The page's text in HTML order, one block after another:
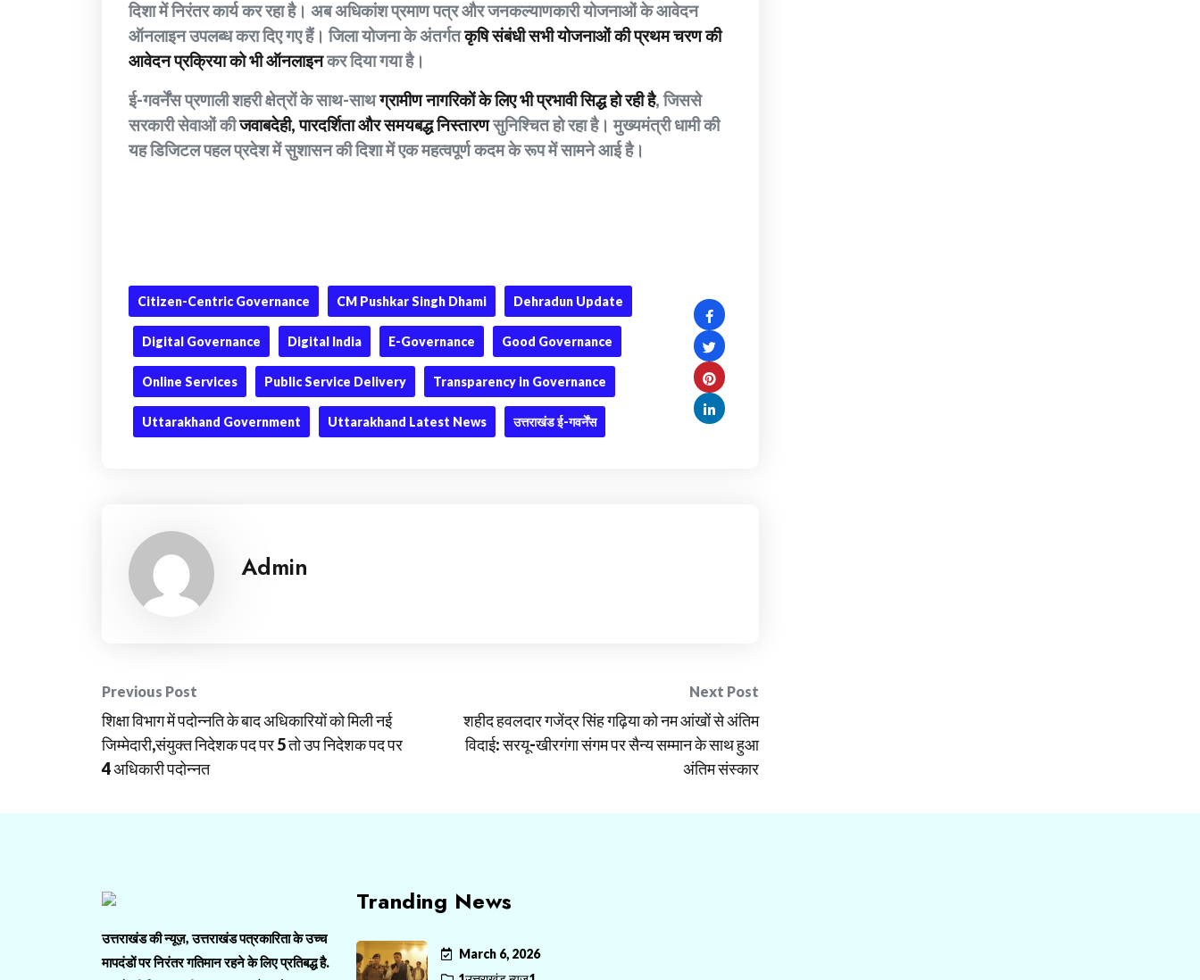
दिशा में निरंतर कार्य कर रहा है। अब अधिकांश प्रमाण पत्र और जनकल्याणकारी योजनाओं के आवेदन
ऑनलाइन उपलब्ध करा दिए गए हैं। जिला योजना के अंतर्गतकृषि संबंधी सभी योजनाओं की प्रथम चरण की
आवेदन प्रक्रिया को भी ऑनलाइनकर दिया गया है।
ई-गवर्नेंस प्रणाली शहरी क्षेत्रों के साथ-साथग्रामीण नागरिकों के लिए भी प्रभावी सिद्ध हो रही है, जिससे
सरकारी सेवाओं कीजवाबदेही, पारदर्शिता और समयबद्ध निस्तारणसुनिश्चित हो रहा है। मुख्यमंत्री धामी की
यह डिजिटल पहल प्रदेश में सुशासन की दिशा में एक महत्वपूर्ण कदम के रूप में सामने आई है।
Citizen-Centric Governance CM Pushkar Singh Dhami Dehradun Update
Digital Governance Digital India E-Governance Good Governance
Online Services Public Service Delivery Transparency in Governance
Uttarakhand Government Uttarakhand Latest News उत्तराखंड ई-गवर्नेंस
Admin
Post
navigation
Previous Post
शिक्षा विभाग में पदोन्नति के बाद अधिकारियों को मिली नई
जिम्मेदारी,संयुक्त निदेशक पद पर 5 तो उप निदेशक पद पर
4 अधिकारी पदोन्नत
Next Post
शहीद हवलदार गजेंद्र सिंह गढ़िया को नम आंखों से अंतिम
विदाई: सरयू-खीरगंगा संगम पर सैन्य सम्मान के साथ हुआ
अंतिम संस्कार
उत्तराखंड की न्यूज़, उत्तराखंड पत्रकारिता के उच्च
मापदंडों पर निरंतर गतिमान रहने के लिए प्रतिबद्ध है.
Tranding News
March 6, 2026